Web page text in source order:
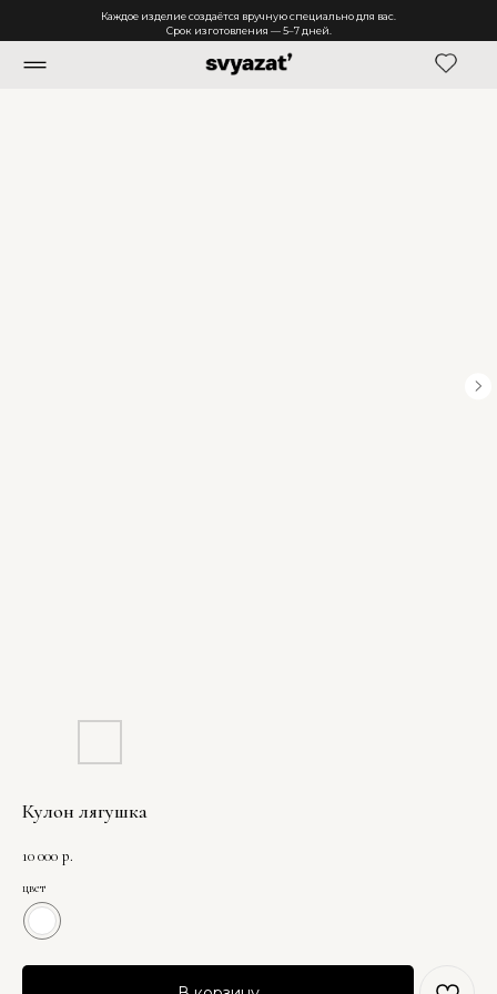
Каждое изделие создаётся вручную специально для вас.
Срок изготовления — 5–7 дней.
Кулон лягушка
10 000 р.
цвет